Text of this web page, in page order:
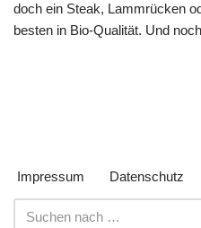
doch ein Steak, Lammrücken
besten in Bio-Qualität. Und
Impressum Datenschutz